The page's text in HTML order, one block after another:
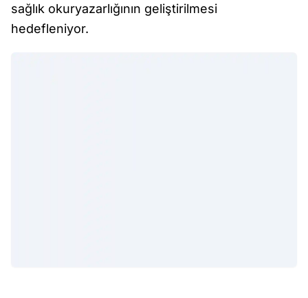
sağlık okuryazarlığının geliştirilmesi
hedefleniyor.